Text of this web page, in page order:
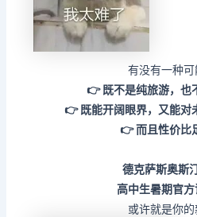
有没有一种
👉 既不是纯旅游，也
👉 既能开阔眼界，又能对
👉 而且性价比
德克萨斯奥斯
高中生暑期官
或许就是你